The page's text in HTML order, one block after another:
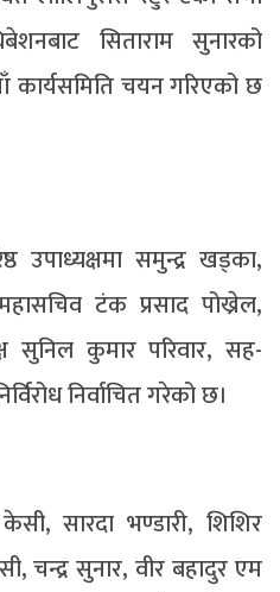
सिताराम सुनारको
कार्यसमिति चयन गरिएको छ
उपाध्यक्षमा समुन्द्र खड्का,
टंक प्रसाद पोख्रेल,
सुनिल कुमार परिवार, सह-
निर्वाचित गरेको छ।
सारदा भण्डारी, शिशिर
चन्द्र सुनार, वीर बहादुर एम